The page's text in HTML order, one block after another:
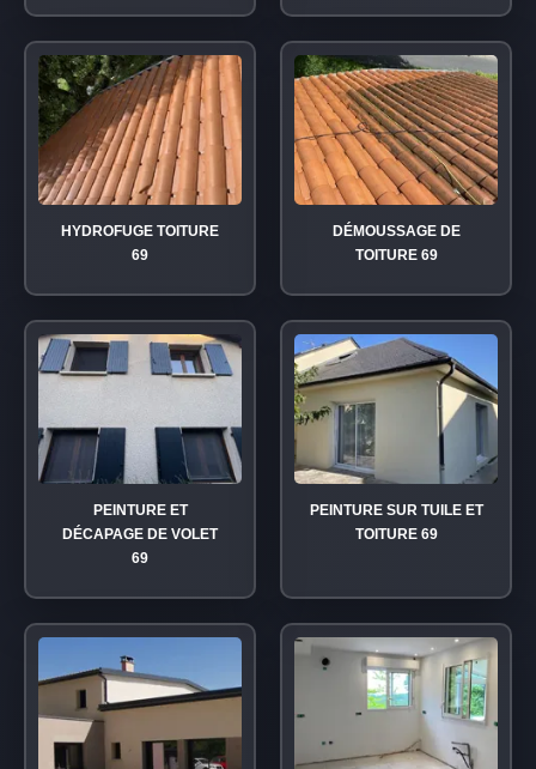
HYDROFUGE TOITURE
69
DÉMOUSSAGE DE
TOITURE 69
PEINTURE ET
DÉCAPAGE DE VOLET
69
PEINTURE SUR TUILE ET
TOITURE 69